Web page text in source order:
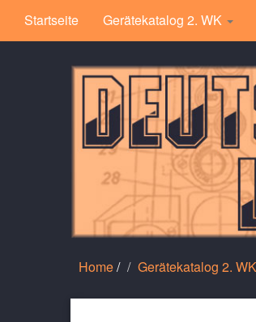
Startseite Gerätekatalog 2. WK
Home/ Gerätekatalog 2. WK